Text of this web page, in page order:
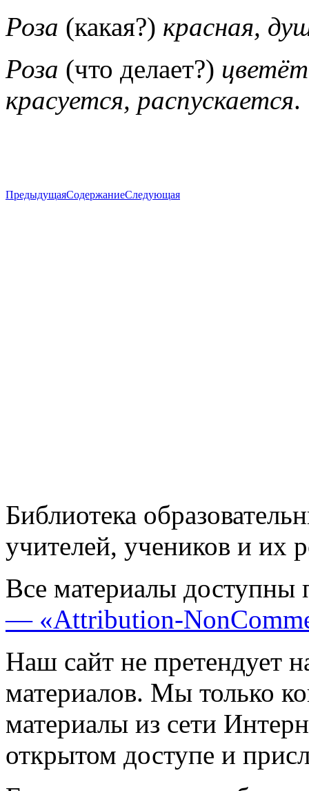
Роза (какая?) красная,
Роза (что делает?)
красуется, распускается.
ПредыдущаяСодержаниеСледующая
Библиотека
учителей, учеников и их
Все материалы доступны
— «Attribution-
Наш сайт не претендует
материалов. Мы только
материалы из сети
открытом доступе и